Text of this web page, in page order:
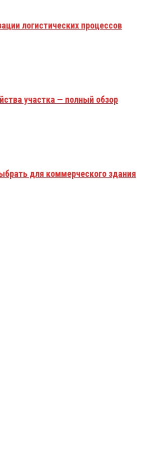
логистических процессов
участка — полный обзор
для коммерческого здания